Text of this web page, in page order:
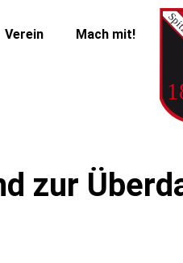
Verein Mach mit!
zur